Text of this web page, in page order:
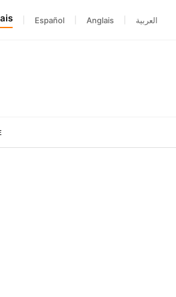
Español Anglais العربية